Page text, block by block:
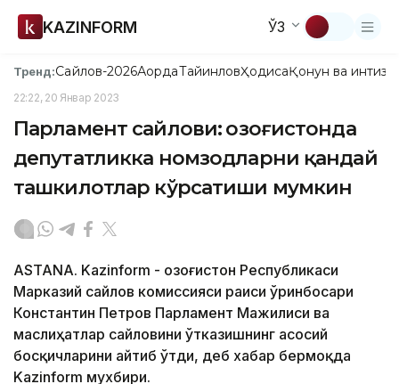
KAZINFORM ЎЗ
Тренд:Сайлов-2026АқордаТайинловҲодисаҚонун ва
22:22, 20 Январ 2023
Парламент сайлови: Қозоғистонда
депутатликка номзодларни қандай
ташкилотлар кўрсатиши мумкин
ASTANA. Kazinform - Қозоғистон Республикаси
Марказий сайлов комиссияси раиси ўринбосари
Константин Петров Парламент Мажилиси ва
маслиҳатлар сайловини ўтказишнинг асосий
босқичларини айтиб ўтди, деб хабар бермоқда
Kazinform мухбири.